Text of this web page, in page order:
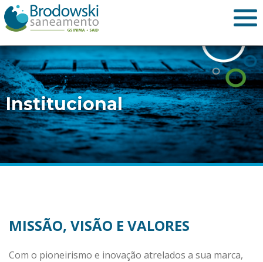
Institucional
MISSÃO, VISÃO E VALORES
Com o pioneirismo e inovação atrelados a sua marca,